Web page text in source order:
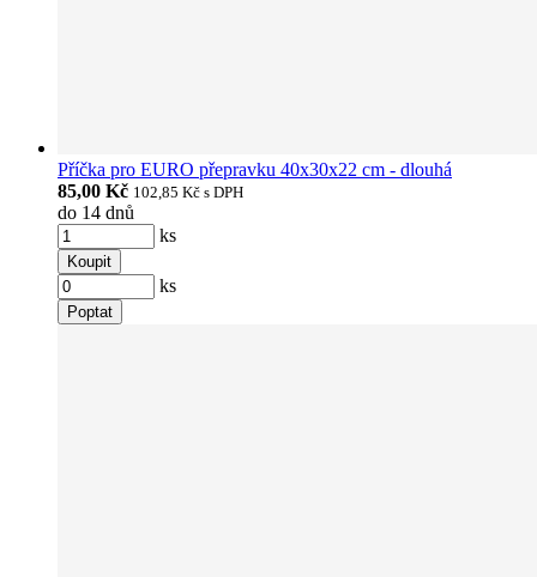
Příčka pro EURO přepravku 40x30x22 cm - dlouhá
85,00 Kč 102,85 Kč s DPH
do 14 dnů
ks
Koupit
ks
Poptat